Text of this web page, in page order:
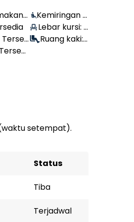
Tersed
Kemiringan k
ursi: 100°
Lebar kursi:
46 cm
Ruang kaki:
setempat).
Status
Tiba
Terjadwal